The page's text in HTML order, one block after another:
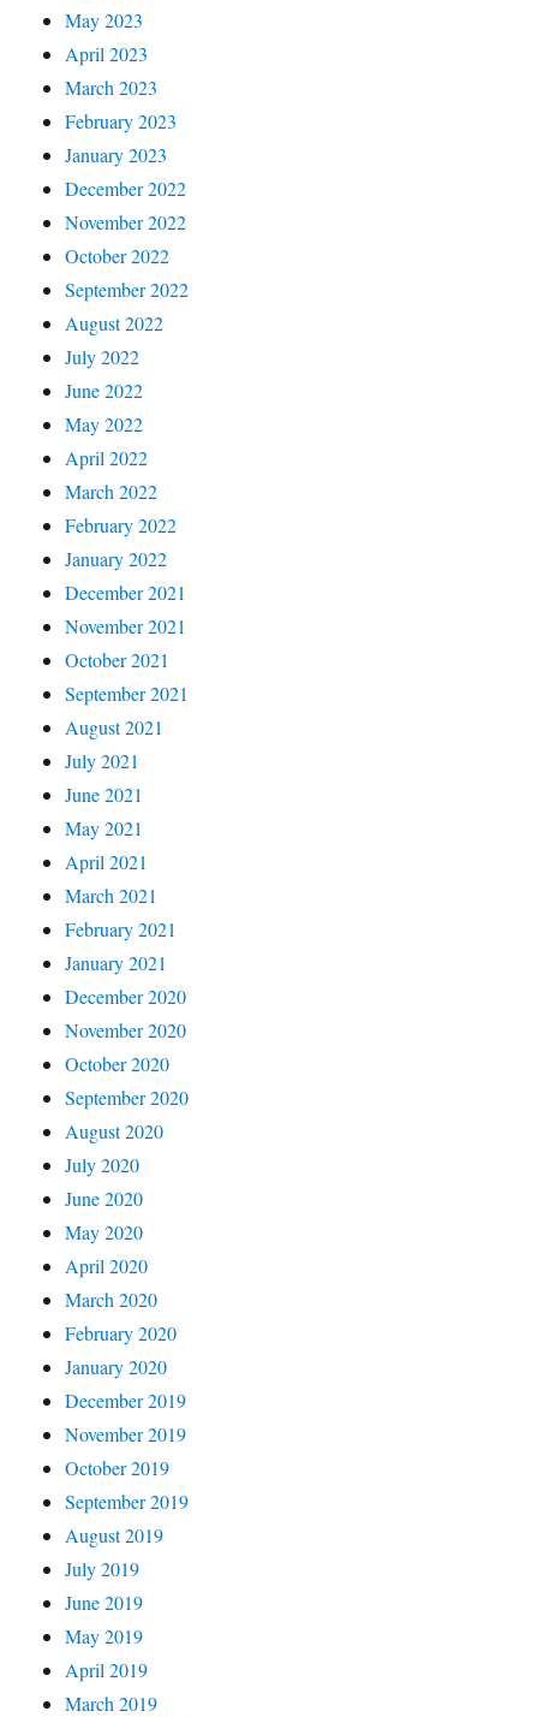
May 2023
April 2023
March 2023
February 2023
January 2023
December 2022
November 2022
October 2022
September 2022
August 2022
July 2022
June 2022
May 2022
April 2022
March 2022
February 2022
January 2022
December 2021
November 2021
October 2021
September 2021
August 2021
July 2021
June 2021
May 2021
April 2021
March 2021
February 2021
January 2021
December 2020
November 2020
October 2020
September 2020
August 2020
July 2020
June 2020
May 2020
April 2020
March 2020
February 2020
January 2020
December 2019
November 2019
October 2019
September 2019
August 2019
July 2019
June 2019
May 2019
April 2019
March 2019